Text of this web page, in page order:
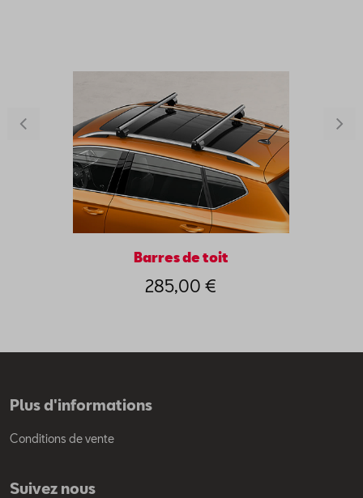
Barres de toit
285,00 €
Plus d'informations
Conditions de vente
Suivez nous